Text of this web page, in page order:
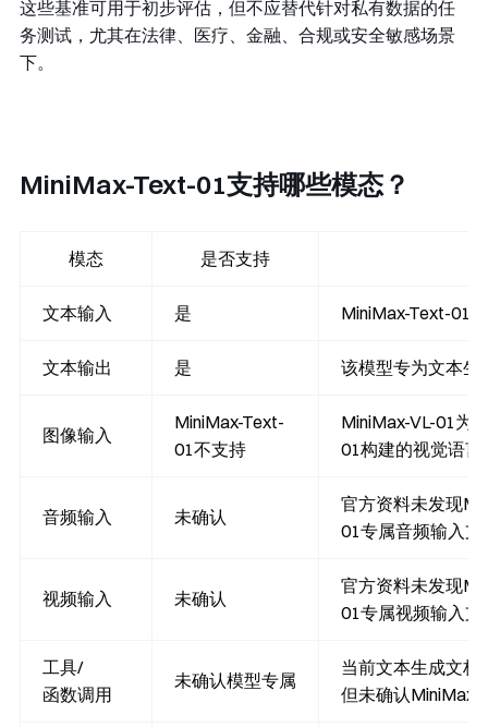
这些基准可用于初步评估，但不应替代针对私有数据的任
务测试，尤其在法律、医疗、金融、合规或安全敏感场景
下。
MiniMax-Text-01支持哪些模态？
模态 是否支持
文本输入 是 MiniMax-Text-01
文本输出 是 该模型专为文本生
图像输入
MiniMax-Text-
01不支持
MiniMax-VL-01为
01构建的视觉语言
音频输入 未确认
官方资料未发现
01专属音频输入支
视频输入 未确认
官方资料未发现
01专属视频输入支
工具/
函数调用
未确认模型专属
当前文本生成文档
但未确认MiniMax-